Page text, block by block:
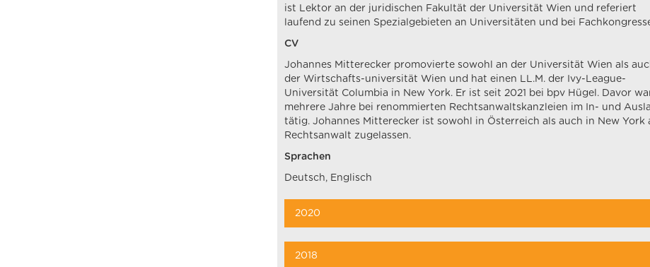
ist Lektor an der juridischen Fakultät der Universität Wien und referiert
laufend zu seinen Spezialgebieten an Universitäten und bei
CV
Johannes Mitterecker promovierte sowohl an der Universität Wien als
der Wirtschafts-universität Wien und hat einen LL.M. der Ivy-League-
Universität Columbia in New York. Er ist seit 2021 bei bpv Hügel. Davor
mehrere Jahre bei renommierten Rechtsanwaltskanzleien im In- und
tätig. Johannes Mitterecker ist sowohl in Österreich als auch in New York
Rechtsanwalt zugelassen.
Sprachen
Deutsch, Englisch
2020
2018